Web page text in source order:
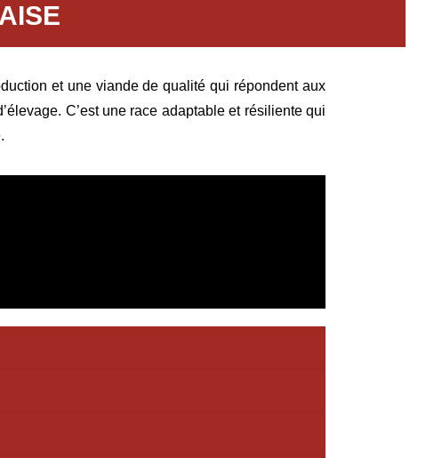
et une viande de qualité qui répondent aux
C’est une race adaptable et résiliente qui